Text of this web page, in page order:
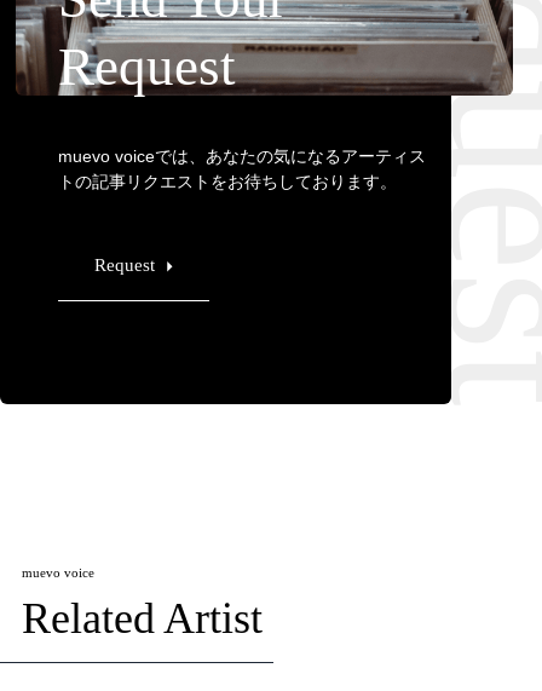
Request
muevo voiceでは、あなたの気になるアーティス
トの記事リクエストをお待ちしております。
Request
muevo voice
Related Artist